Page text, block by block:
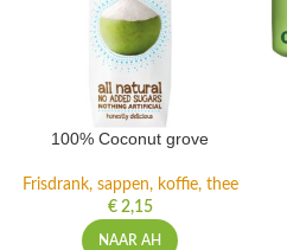
100% Coconut grove
Frisdrank, sappen, koffie, thee
€2,15
NAAR AH